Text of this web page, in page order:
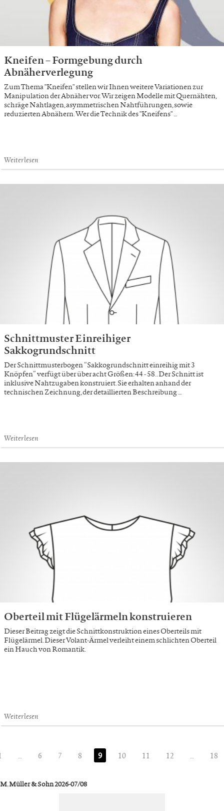
Kneifen – Formgebung durch
Abnäherverlegung
Zum Thema "Kneifen" stellen wir Ihnen weitere Variationen zur
Manipulation der Abnäher vor. Wir zeigen Modelle mit Quernähten,
schräge Nahtlagen, asymmetrischen Nahtführungen, sowie
reduzierten Abnähern. Wer die Technik des "Kneifens" …
Weiterlesen
Schnittmuster Einreihiger
Sakkogrundschnitt
Der Schnittmusterbogen “Sakkogrundschnitt einreihig mit 3
Knöpfen” verfügt über über acht Größen: 44 - 58.. Der Schnitt ist
inklusive Nahtzugaben konstruiert. Sie erhalten anhand der
technischen Zeichnung, der detaillierten Beschreibung …
Weiterlesen
Oberteil mit Flügelärmeln konstruieren
Dieser Beitrag zeigt die Schnittkonstruktion eines Oberteils mit
Flügelärmel. Dieser Volant-Ärmel verleiht einem schlichten Oberteil
ein Hauch von Romantik.
Weiterlesen
… 6 7 8 9 10 11 12 … 18
M. Müller & Sohn 2026-07/08